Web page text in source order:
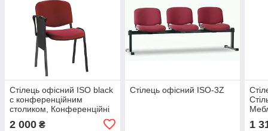
Стілець офісний ISO black
c конференційним
столиком, Конференційні
2 000 ₴
Стілець офісний ISO-3Z
1